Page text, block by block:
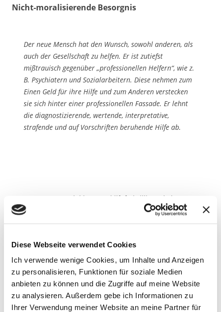
Diese Webseite verwendet Cookies
Ich verwende wenige Cookies, um Inhalte und Anzeigen
zu personalisieren, Funktionen für soziale Medien
anbieten zu können und die Zugriffe auf meine Website
zu analysieren. Außerdem gebe ich Informationen zu
Ihrer Verwendung meiner Website an meine Partner für
Nicht-moralisierende Besorgnis
Der neue Mensch hat den Wunsch, sowohl anderen, als
auch der Gesellschaft zu hel­fen. Er ist zutiefst
mißtrauisch gegenüber „professionellen Helfern“, wie z.
B. Psych­iatern und Sozialarbeitern. Diese nehmen zum
Einen Geld für ihre Hilfe und zum Ande­ren verstecken
sie sich hinter einer professionellen Fassade. Er lehnt
die dia­gnostizierende, wertende, interpretative,
strafende und auf Vorschriften beruhende Hilfe ab.
Der neue Mensch hingegen, hilft freiwillig und ohne
dafür Geld zu verlangen. Er hilft in spontanen
Notsituationen. Dabei engagiert er sich, ohne sich
belehren und ohne Vorwürfe zu machen. Der Mensch,
dem geholfen wird, wird respektiert.
Der Wunsch nach Intimität